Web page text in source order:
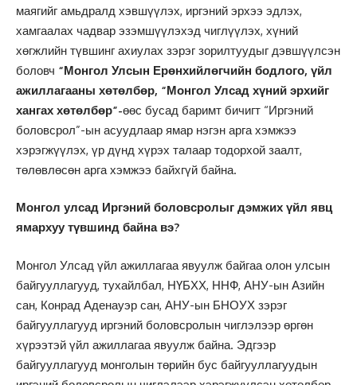
маягийг амьдралд хэвшүүлэх, иргэний эрхээ эдлэх,
хамгаалах чадвар эзэмшүүлэхэд чиглүүлэх, хүний
хөгжлийн түвшинг ахиулах зэрэг зорилтуудыг дэвшүүлсэн
боловч “Монгол Улсын Ерөнхийлөгчийн бодлого, үйл
ажиллагааны хөтөлбөр, “Монгол Улсад хүний эрхийг
хангах хөтөлбөр”-өөс бусад баримт бичигт “Иргэний
боловсрол”-ын асуудлаар ямар нэгэн арга хэмжээ
хэрэгжүүлэх, үр дүнд хүрэх талаар тодорхой заалт,
төлөвлөсөн арга хэмжээ байхгүй байна.
Монгол улсад Иргэний боловсролыг дэмжих үйл явц
ямархуу түвшинд байна вэ?
Монгол Улсад үйл ажиллагаа явуулж байгаа олон улсын
байгууллагууд, тухайлбал, НҮБХХ, ННФ, АНУ-ын Азийн
сан, Конрад Аденауэр сан, АНУ-ын БНОУХ зэрэг
байгууллагууд иргэний боловсролын чиглэлээр өргөн
хүрээтэй үйл ажиллагаа явуулж байна. Эдгээр
байгууллагууд монголын төрийн бус байгууллагуудын